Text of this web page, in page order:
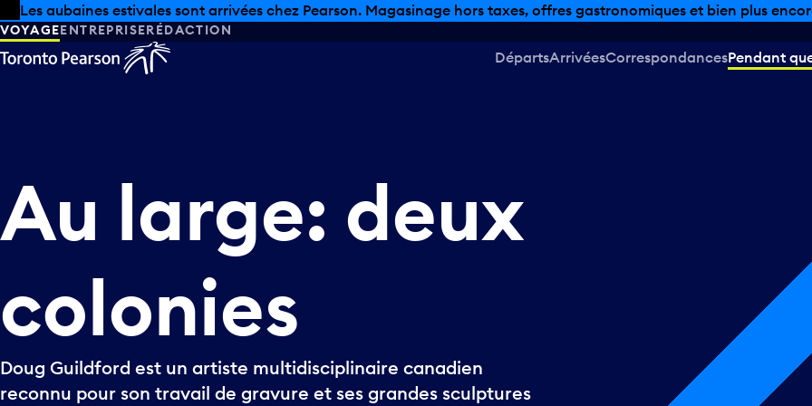
Skip to offers
Passer au contenu principal
Les aubaines estivales sont arrivées chez Pearson. Magasinage hors taxes, offres gastronomiques et bien plus
VOYAGEENTREPRISERÉDACTION
DépartsArrivéesCorrespondancesPendant
Au large: deux
colonies
Doug Guildford est un artiste multidisciplinaire canadien
reconnu pour son travail de gravure et ses grandes sculptures